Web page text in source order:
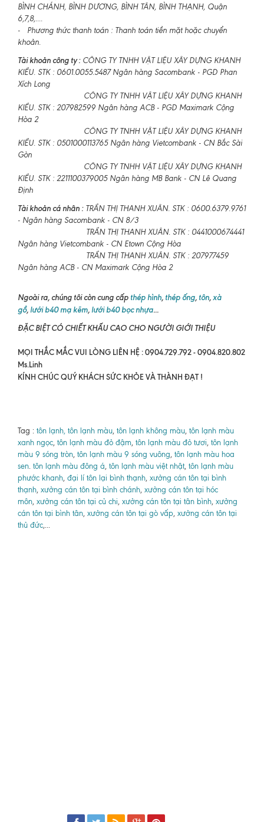
BÌNH CHÁNH, BÌNH DƯƠNG, BÌNH TÂN, BÌNH THẠNH, Quận
6,7,8,....
- Phương thức thanh toán : Thanh toán tiền mặt hoặc chuyển
khoản.
Tài khoản công ty :CÔNG TY TNHH VẬT LIỆU XÂY DỰNG KHANH
KIỀU. STK : 0601.0055.5487 Ngân hàng Sacombank - PGD Phan
Xích Long
CÔNG TY TNHH VẬT LIỆU XÂY DỰNG KHANH
KIỀU. STK : 207982599 Ngân hàng ACB - PGD Maximark Cộng
Hòa 2
CÔNG TY TNHH VẬT LIỆU XÂY DỰNG KHANH
KIỀU. STK : 0501000113765 Ngân hàng Vietcombank - CN Bắc Sài
Gòn
CÔNG TY TNHH VẬT LIỆU XÂY DỰNG KHANH
KIỀU. STK : 2211100379005 Ngân hàng MB Bank - CN Lê Quang
Định
Tài khoản cá nhân :TRẦN THỊ THANH XUÂN. STK : 0600.6379.9761
- Ngân hàng Sacombank - CN 8/3
TRẦN THỊ THANH XUÂN. STK : 0441000674441
Ngân hàng Vietcombank - CN Etown Cộng Hòa
TRẦN THỊ THANH XUÂN. STK : 207977459
Ngân hàng ACB - CN Maximark Cộng Hòa 2
Ngoài ra, chúng tôi còn cung cấp thép hình, thép ống, tôn, xà
gồ, lưới b40 mạ kẽm, lưới b40 bọc nhựa...
ĐẶC BIỆT CÓ CHIẾT KHẤU CAO CHO NGƯỜI GIỚI THIỆU
MỌI THẮC MẮC VUI LÒNG LIÊN HỆ : 0904.729.792 - 0904.820.802
Ms.Linh
KÍNH CHÚC QUÝ KHÁCH SỨC KHỎE VÀ THÀNH ĐẠT !
Tag : tôn lạnh, tôn lạnh màu, tôn lạnh không màu, tôn lạnh màu
xanh ngọc, tôn lạnh màu đỏ đậm, tôn lạnh màu đỏ tươi, tôn lạnh
màu 9 sóng tròn, tôn lạnh màu 9 sóng vuông, tôn lạnh màu hoa
sen tôn lạnh màu đông á, tôn lạnh màu việt nhật, tôn lạnh màu
phước khanh, đại lí tôn lại bình thạnh, xưởng cán tôn tại bình
thạnh, xưởng cán tôn tại bình chánh, xưởng cán tôn tại hóc
môn, xưởng cán tôn tại củ chi, xưởng cán tôn tại tân bình, xưởng
cán tôn tại bình tân, xưởng cán tôn tại gò vấp, xưởng cán tôn tại
thủ đức,...